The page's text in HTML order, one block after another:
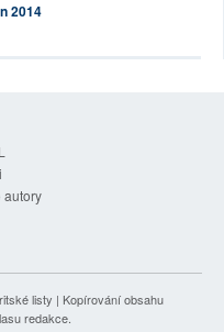
2014
autory
listy | Kopírování obsahu
redakce.